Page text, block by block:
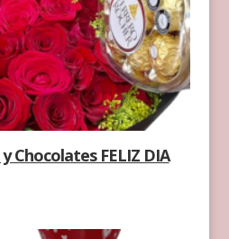
Chocolates FELIZ DIA